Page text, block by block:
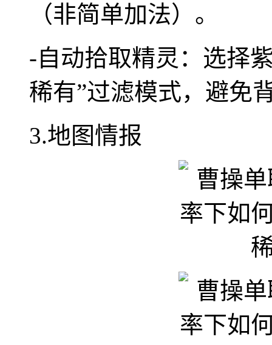
（非简单加法）。
-自动拾取精灵：选择
稀有”过滤模式，避免
3.地图情报